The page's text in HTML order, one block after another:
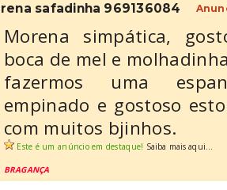
safadinha 969136084
Morena simpática,
boca de mel e
fazermos uma
empinado e gostoso
com muitos bjinhos.
Este é um anúncio em destaque! Saiba mais aqui...
BRAGANÇA